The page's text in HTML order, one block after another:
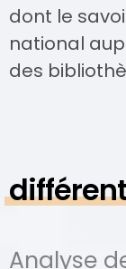
dont le
national
des
Analyse